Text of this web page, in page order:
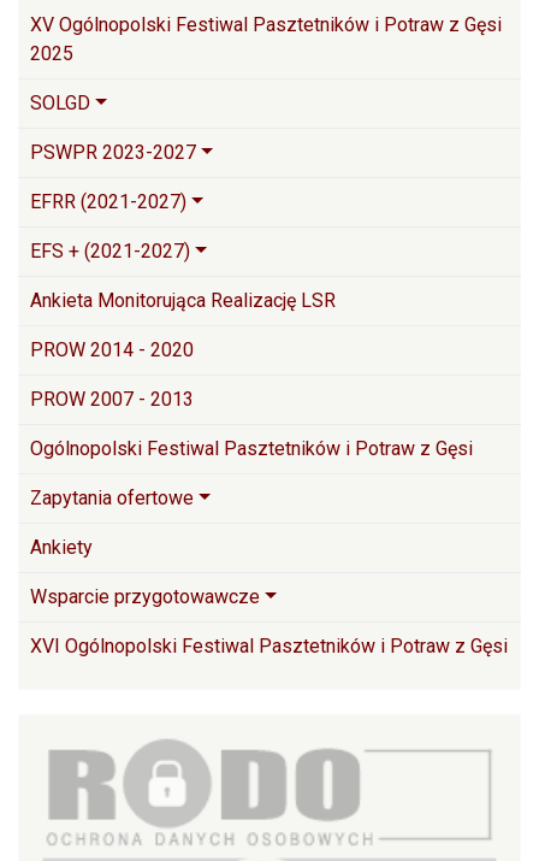
Główna nawigacja
XV Ogólnopolski Festiwal Pasztetników i Potraw z Gęsi
2025
SOLGD
PSWPR 2023-2027
EFRR (2021-2027)
EFS + (2021-2027)
Ankieta Monitorująca Realizację LSR
PROW 2014 - 2020
PROW 2007 - 2013
Ogólnopolski Festiwal Pasztetników i Potraw z Gęsi
Zapytania ofertowe
Ankiety
Wsparcie przygotowawcze
XVI Ogólnopolski Festiwal Pasztetników i Potraw z Gęsi